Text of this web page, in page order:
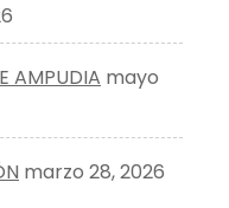
AMPUDIA mayo
marzo 28, 2026